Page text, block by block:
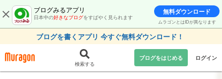
ブログみるアプリ
日本中の好きなブログをすばやく見られます
無料ダウンロード
ムラゴンとはIDが異なります
ブログを書くアプリ 今すぐ無料ダウンロード！
検索する
ブログをはじめる ログイン